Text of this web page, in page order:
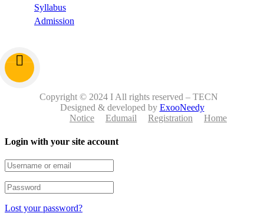
Syllabus
Admission
Copyright © 2024 I All rights reserved – TECN
Designed & developed by ExooNeedy
Notice
Edumail Registration Home
Login with your site account
Lost your password?